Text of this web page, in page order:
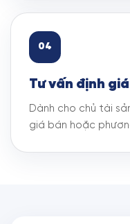
04
Tư vấn định
Dành cho chủ tài
giá bán hoặc